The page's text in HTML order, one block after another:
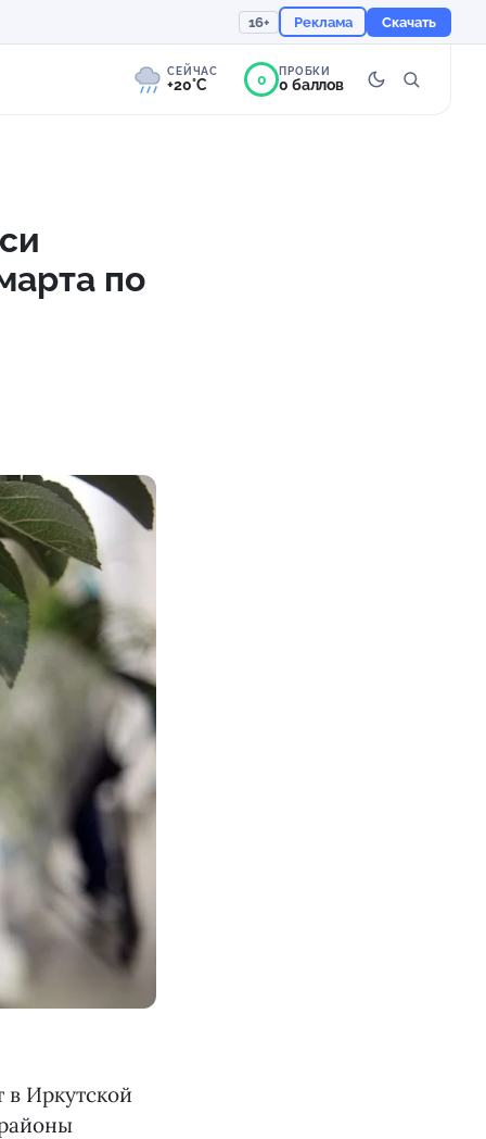
16+ Реклама Скачать
СЕЙЧАС
+20°C
756 мм
0 ПРОБКИ
0 баллов
по
в Иркутской